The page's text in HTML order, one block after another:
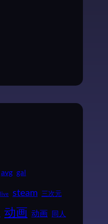
avg gal
live steam 三次元
动画 动画 同人